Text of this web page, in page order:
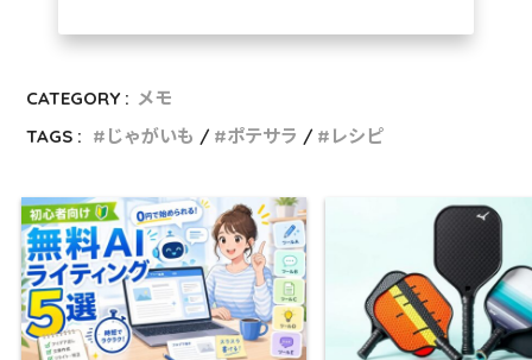
CATEGORY : メモ
TAGS :
じゃがいも ポテサラ レシピ